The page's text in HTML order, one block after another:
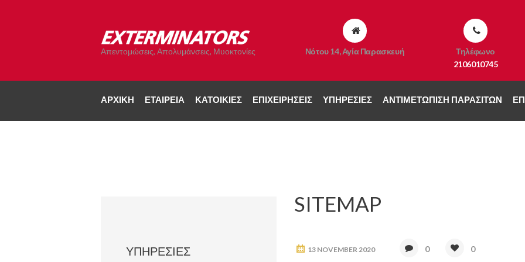
Απεντομώσεις, Απολυμάνσεις, Μυοκτονίες Νότου 14, Αγία Παρασκευή
Τηλέφωνο
2106010745
ΑΡΧΙΚΉ ΕΤΑΙΡΕΊΑ ΚΑΤΟΙΚΊΕΣ ΕΠΙΧΕΙΡΉΣΕΙΣ ΥΠΗΡΕΣΊΕΣ ΑΝΤΙΜΕΤΏΠΙΣΗ ΠΑΡΑΣΊΤΩΝ
SITEMAP
13 NOVEMBER 2020 0 0
ΥΠΗΡΕΣΊΕΣ